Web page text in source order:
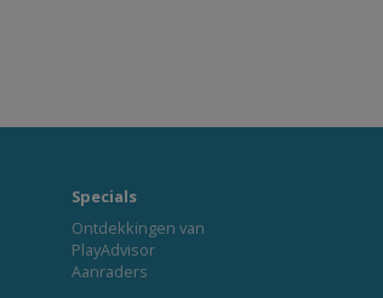
Specials
Ontdekkingen van
PlayAdvisor
Aanraders